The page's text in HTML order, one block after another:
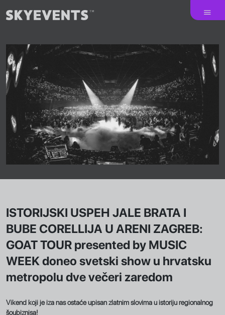
ISTORIJSKI USPEH JALE BRATA I
BUBE CORELLIJA U ARENI ZAGREB:
GOAT TOUR presented by MUSIC
WEEK doneo svetski show u hrvatsku
metropolu dve večeri zaredom
Vikend koji je iza nas ostaće upisan zlatnim slovima u istoriju regionalnog
šoubiznisa!